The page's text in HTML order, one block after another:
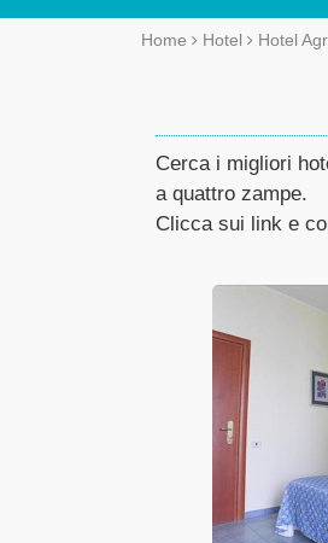
Home Hotel Hotel
Cerca i migliori
a quattro zampe.
Clicca sui link e